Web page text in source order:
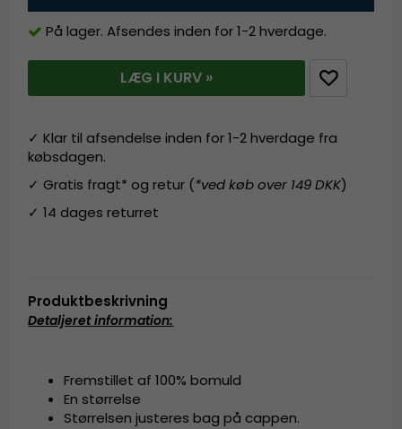
På lager. Afsendes inden for 1-2 hverdage.
LÆG I KURV »
✓ Klar til afsendelse inden for 1-2 hverdage fra
købsdagen.
✓ Gratis fragt* og retur (*ved køb over 149 DKK)
✓ 14 dages returret
Produktbeskrivning
Detaljeret information:
Fremstillet af 100% bomuld
En størrelse
Størrelsen justeres bag på cappen.